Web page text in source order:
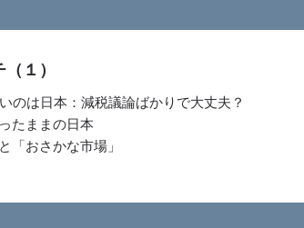
１）
のは日本：減税議論ばかりで大丈夫？
たままの日本
「おさかな市場」